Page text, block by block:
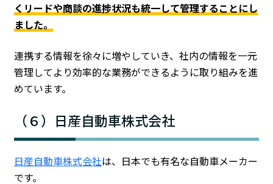
くリードや商談の進捗状況も統一して管理することにし
ました。
連携する情報を徐々に増やしていき、社内の情報を一元
管理してより効率的な業務ができるように取り組みを進
めています。
（６）日産自動車株式会社
日産自動車株式会社は、日本でも有名な自動車メーカー
です。